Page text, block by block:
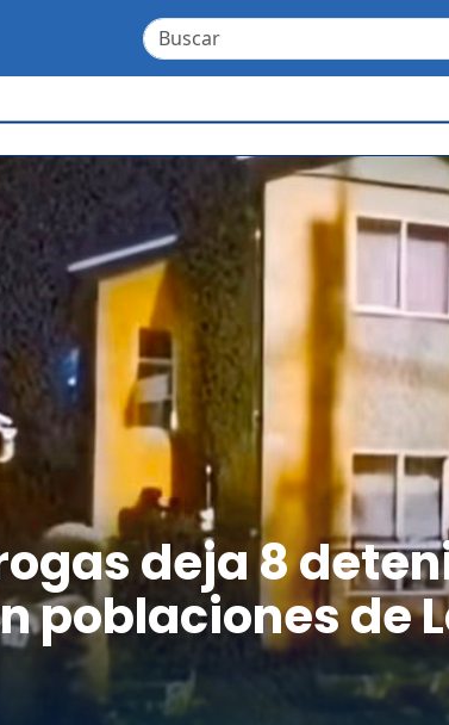
deja 8
poblaciones de